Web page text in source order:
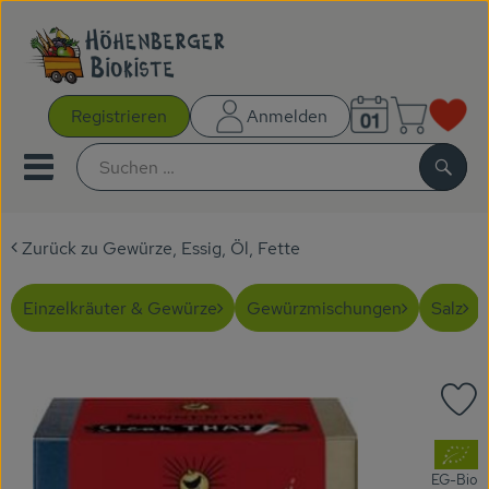
Registrieren Anmelden
Mobiles Menu öffnen oder
Gutscheine
Kochboxen
NEUES
Zurück zu Gewürze, Essig, Öl, Fette
Einzelkräuter & Gewürze Gewürzmischungen Salz
, Verband:
EG-Bio